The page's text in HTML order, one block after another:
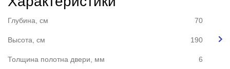
Глубина, см 70
Высота, см 190
Толщина полотна двери, мм 6